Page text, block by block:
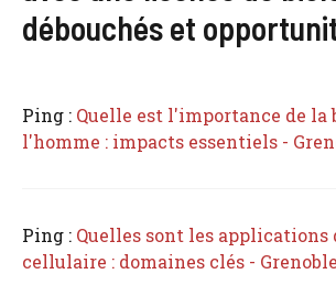
débouchés et
Ping : Quelle est l'importance de la
l'homme : impacts essentiels -
Ping : Quelles sont les applications
cellulaire : domaines clés -